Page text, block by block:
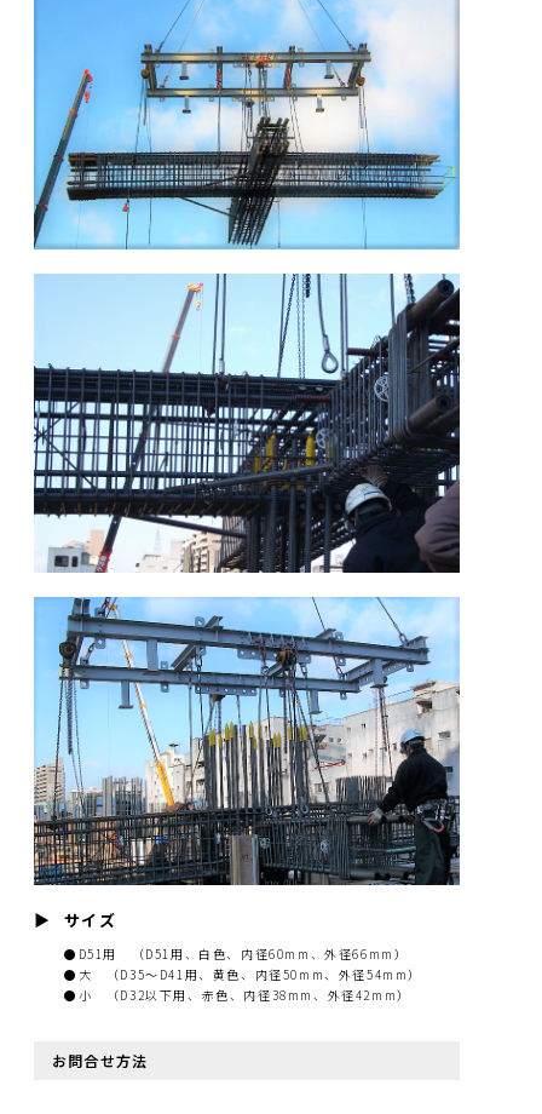
サイズ
●D51用 （D51用、白色、内径60mm、外径66mm）
●大 （D35〜D41用、黄色、内径50mm、外径54mm）
●小 （D32以下用、赤色、内径38mm、外径42mm）
お問合せ方法